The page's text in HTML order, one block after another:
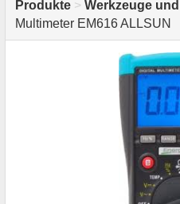
Produkte > Werkzeuge
Multimeter EM616 ALLSUN